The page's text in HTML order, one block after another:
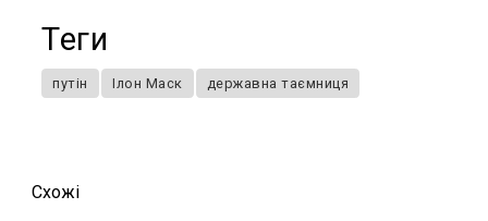
Теги
путін Ілон Маск державна таємниця
Схожi